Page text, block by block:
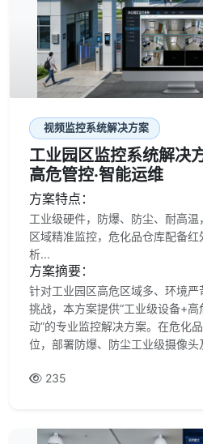
视频监控系统解决方案
工业园区监控系统解决
高危管控·智能运维
方案特点：
工业级硬件，防爆、防尘、耐高
区域精准监控，危化品仓库配备
析...
方案摘要：
针对工业园区高危区域多、环境
挑战，本方案提供“工业级设备+
动”的专业监控解决方案。在危化
位，部署防爆、防尘工业级摄像
235